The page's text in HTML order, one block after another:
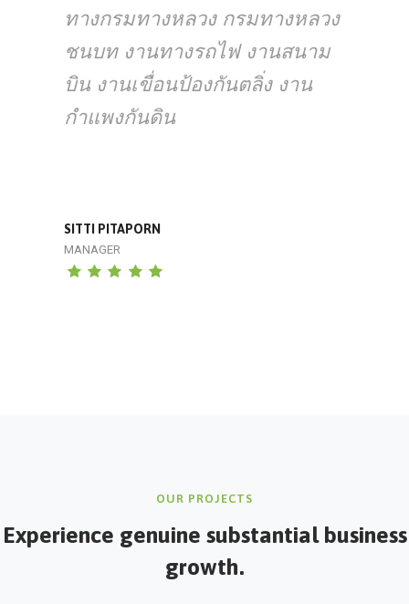
ทางกรมทางหลวง กรมทางหลวง
ชนบท งานทางรถไฟ งานสนาม
บิน งานเขื่อนป้องกันตลิ่ง งาน
กำแพงกันดิน
SITTI PITAPORN
MANAGER
OUR PROJECTS
Experience genuine substantial business
growth.